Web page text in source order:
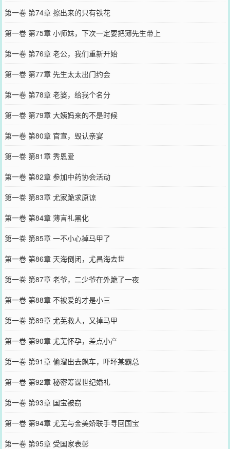
第一卷 第74章 擦出来的只有铁花
第一卷 第75章 小师妹，下次一定要把薄先生带上
第一卷 第76章 老公，我们重新开始
第一卷 第77章 先生太太出门约会
第一卷 第78章 老婆，给我个名分
第一卷 第79章 大姨妈来的不是时候
第一卷 第80章 官宣，毁认亲宴
第一卷 第81章 秀恩爱
第一卷 第82章 参加中药协会活动
第一卷 第83章 尤家跪求原谅
第一卷 第84章 薄言礼黑化
第一卷 第85章 一不小心掉马甲了
第一卷 第86章 天海倒闭，尤昌海去世
第一卷 第87章 老爷，二少爷在外跪了一夜
第一卷 第88章 不被爱的才是小三
第一卷 第89章 尤芜救人，又掉马甲
第一卷 第90章 尤芜怀孕，差点小产
第一卷 第91章 偷溜出去飙车，吓坏某霸总
第一卷 第92章 秘密筹谋世纪婚礼
第一卷 第93章 国宝被窃
第一卷 第94章 尤芜与金美娇联手寻回国宝
第一卷 第95章 受国家表彰